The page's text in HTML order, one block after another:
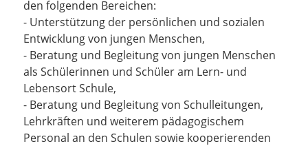
den folgenden Bereichen:
- Unterstützung der persönlichen und sozialen
Entwicklung von jungen Menschen,
- Beratung und Begleitung von jungen Menschen
als Schülerinnen und Schüler am Lern- und
Lebensort Schule,
- Beratung und Begleitung von Schulleitungen,
Lehrkräften und weiterem pädagogischem
Personal an den Schulen sowie kooperierenden